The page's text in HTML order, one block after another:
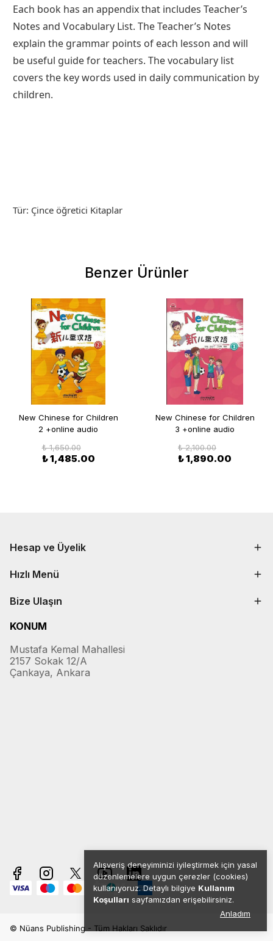
Alışveriş deneyiminizi iyileştirmek için yasal
düzenlemelere uygun çerezler (cookies)
kullanıyoruz. Detaylı bilgiye Kullanım
Koşulları sayfamızdan erişebilirsiniz.
Anladım
Each book has an appendix that includes Teacher’s
Notes and Vocabulary List. The Teacher’s Notes
explain the grammar points of each lesson and will
be useful guide for teachers. The vocabulary list
covers the key words used in daily communication by
children.
Tür: Çince öğretici Kitaplar
Benzer Ürünler
New Chinese for Children
2 +online audio
₺ 1,650.00
₺ 1,485.00
New Chinese for Children
3 +online audio
₺ 2,100.00
₺ 1,890.00
Hesap ve Üyelik
Hızlı Menü
Bize Ulaşın
KONUM
Mustafa Kemal Mahallesi
2157 Sokak 12/A
Çankaya, Ankara
© Nüans Publishing - Tüm Hakları Saklıdır